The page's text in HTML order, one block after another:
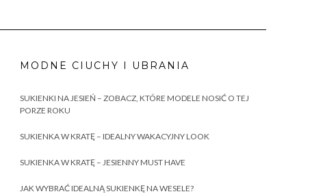
MODNE CIUCHY I UBRANIA
SUKIENKI NA JESIEŃ – ZOBACZ, KTÓRE MODELE NOSIĆ O TEJ
PORZE ROKU
SUKIENKA W KRATĘ – IDEALNY WAKACYJNY LOOK
SUKIENKA W KRATĘ – JESIENNY MUST HAVE
JAK WYBRAĆ IDEALNĄ SUKIENKĘ NA WESELE?